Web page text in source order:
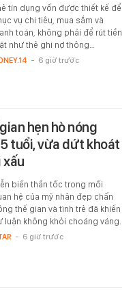
tín dụng vốn được thiết kế để
vụ chi tiêu, mua sắm và
toán, không phải để rút tiền
như thẻ ghi nợ thông…
- 6 giờ trước
hẹn hò nóng
tuổi, vừa dứt khoát
biến thần tốc trong mối
hệ của mỹ nhân đẹp chấn
thế gian và tình trẻ đã khiến
luận không khỏi choáng váng.
- 6 giờ trước